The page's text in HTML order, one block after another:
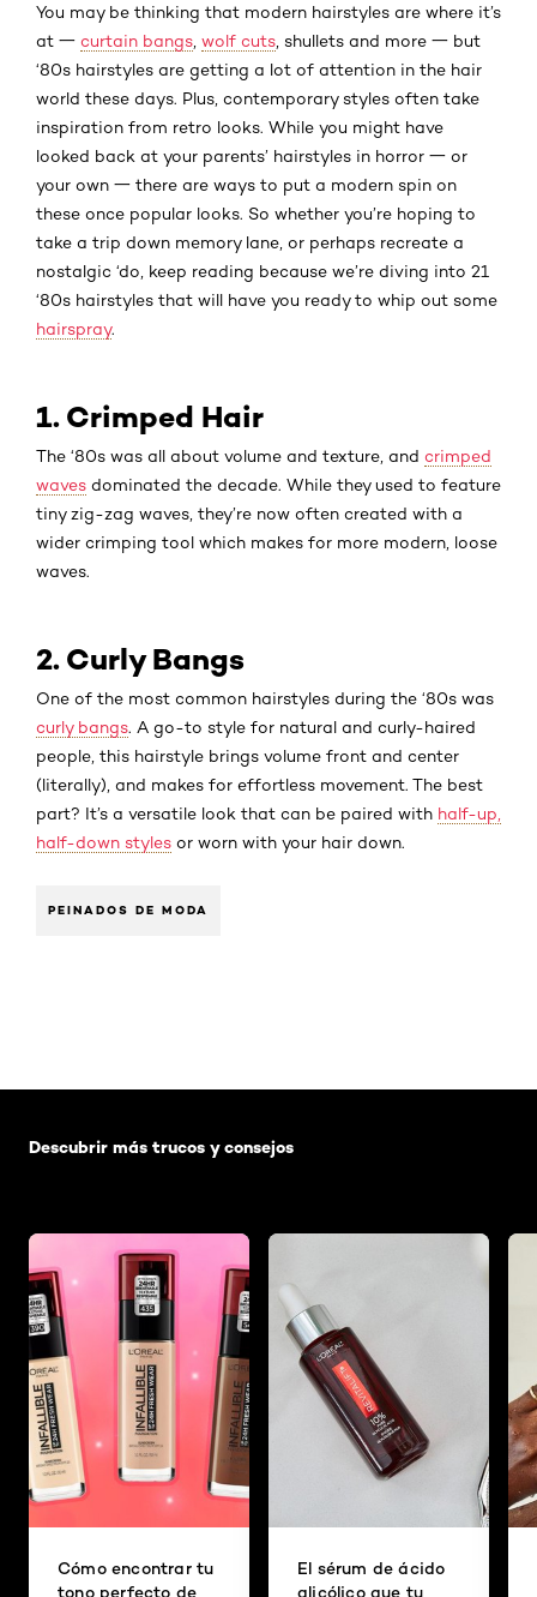
You may be thinking that modern hairstyles are where it’s
at 一 curtain bangs wolf cuts , shullets and more 一 but
‘80s hairstyles are getting a lot of attention in the hair
world these days. Plus, contemporary styles often take
inspiration from retro looks. While you might have
looked back at your parents’ hairstyles in horror 一 or
your own 一 there are ways to put a modern spin on
these once popular looks. So whether you’re hoping to
take a trip down memory lane, or perhaps recreate a
nostalgic ‘do, keep reading because we’re diving into 21
‘80s hairstyles that will have you ready to whip out some
hairspray.
1. Crimped Hair
The ‘80s was all about volume and texture, and crimped
waves dominated the decade. While they used to feature
tiny zig-zag waves, they’re now often created with a
wider crimping tool which makes for more modern, loose
waves.
2. Curly Bangs
One of the most common hairstyles during the ‘80s was
curly bangs. A go-to style for natural and curly-haired
people, this hairstyle brings volume front and center
(literally), and makes for effortless movement. The best
part? It’s a versatile look that can be paired with half-up,
half-down styles or worn with your hair down.
PEINADOS DE MODA
Descubrir más trucos y consejos
Cómo encontrar tu
tono perfecto de
El sérum de ácido
glicólico que tu